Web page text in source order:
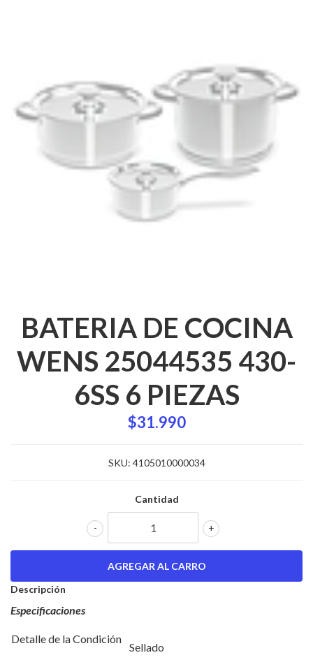
BATERIA DE COCINA
WENS 25044535 430-
6SS 6 PIEZAS
$31.990
SKU: 4105010000034
Cantidad
+
-
Descripción
Especificaciones
Detalle de la Condición
Sellado